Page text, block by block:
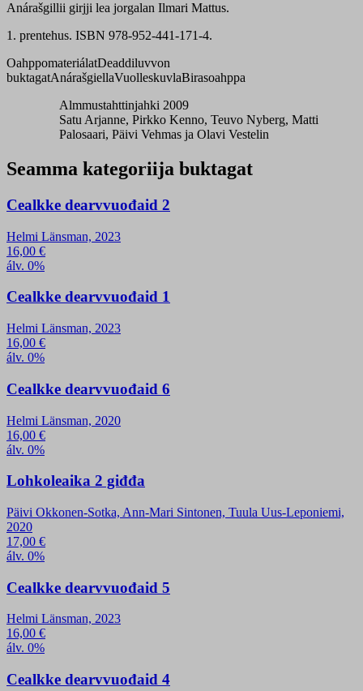
Anárašgillii girjji lea jorgalan Ilmari Mattus.
1. prentehus. ISBN 978-952-441-171-4.
OahppomateriálatDeaddiluvvon
buktagatAnárašgiellaVuolleskuvlaBirasoahppa
Almmustahttinjahki 2009
Satu Arjanne, Pirkko Kenno, Teuvo Nyberg, Matti
Palosaari, Päivi Vehmas ja Olavi Vestelin
Seamma kategoriija buktagat
Cealkke dearvvuođaid 2
Helmi Länsman, 2023
16,00 €
álv. 0%
Cealkke dearvvuođaid 1
Helmi Länsman, 2023
16,00 €
álv. 0%
Cealkke dearvvuođaid 6
Helmi Länsman, 2020
16,00 €
álv. 0%
Lohkoleaika 2 giđđa
Päivi Okkonen-Sotka, Ann-Mari Sintonen, Tuula Uus-Leponiemi,
2020
17,00 €
álv. 0%
Cealkke dearvvuođaid 5
Helmi Länsman, 2023
16,00 €
álv. 0%
Cealkke dearvvuođaid 4